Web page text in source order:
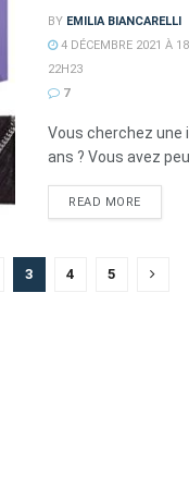
BY EMILIA BIANCARELLI
4 DÉCEMBRE 2021 À
22H23
7
Vous cherchez une
ans ? Vous avez
READ MOREDETAILS
3 4 5